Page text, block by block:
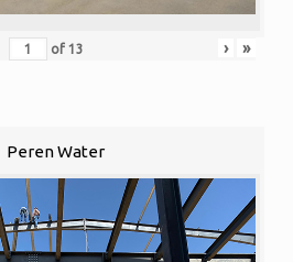
of 13 › »
Peren Water